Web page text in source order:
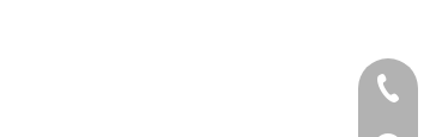
+86 -